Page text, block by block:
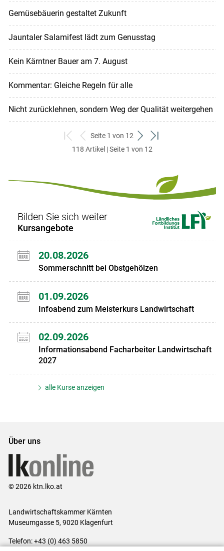
Gemüsebäuerin gestaltet Zukunft
Jauntaler Salamifest lädt zum Genusstag
Kein Kärntner Bauer am 7. August
Kommentar: Gleiche Regeln für alle
Nicht zurücklehnen, sondern Weg der Qualität weitergehen
zum
ersten
zurück
zum
Seite 1 von 12
weiter
zum
zum
118 Artikel | Seite 1 von 12
Bilden Sie sich weiter
Kursangebote
20.08.2026
Sommerschnitt bei Obstgehölzen
01.09.2026
Infoabend zum Meisterkurs Landwirtschaft
02.09.2026
Informationsabend Facharbeiter Landwirtschaft
2027
alle Kurse anzeigen
Über uns
© 2026 ktn.lko.at
Landwirtschaftskammer Kärnten
Museumgasse 5, 9020 Klagenfurt
Telefon: +43 (0) 463 5850